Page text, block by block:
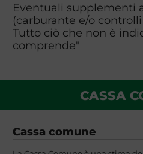
Eventuali supplementi
(carburante e/o controlli
Tutto ciò che non è
comprende"
CASSA
Cassa comune